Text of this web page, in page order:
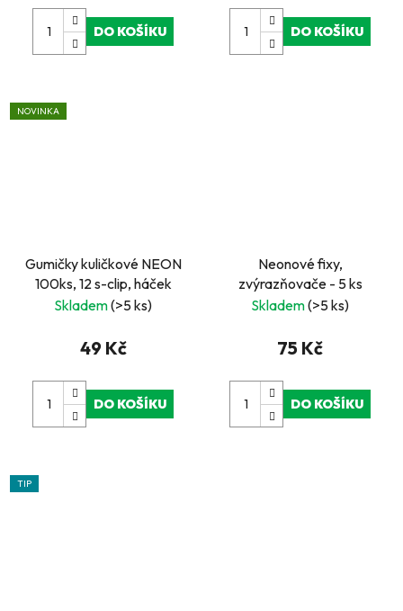
DO KOŠÍKU DO KOŠÍKU
NOVINKA
Gumičky kuličkové NEON
100ks, 12 s-clip, háček
Skladem(>5 ks)
49 Kč
DO KOŠÍKU
Neonové fixy,
zvýrazňovače - 5 ks
Skladem(>5 ks)
75 Kč
DO KOŠÍKU
TIP